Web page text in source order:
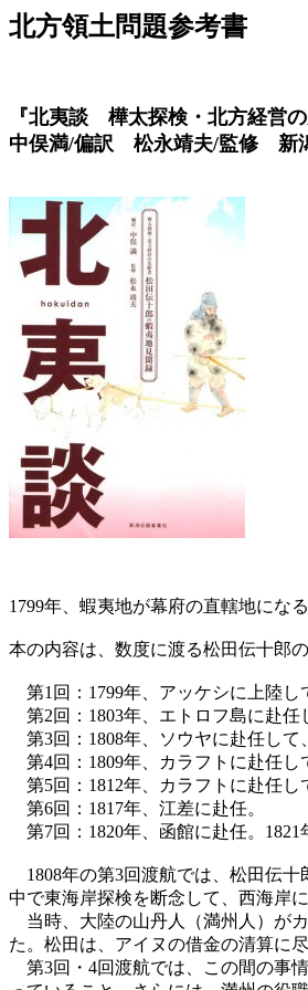
北方領土問題参考書
『北夷談 樺太探検・北方経営
中俣満/偏訳 松永靖夫/監修 新
1799年、蝦夷地が幕府の直轄地にな
本の内容は、数度に渡る松田伝十郎
第1回：1799年、アッケシに上陸し
第2回：1803年、エトロフ島に赴任
第3回：1808年、ソウヤに赴任して
第4回：1809年、カラフトに赴任し
第5回：1812年、カラフトに赴任し
第6回：1817年、江差に赴任。
第7回：1820年、函館に赴任。1821
1808年の第3回渡航では、松田伝十
中で東海岸探検を断念して、西海岸
当時、大陸の山丹人（満州人）が
た。松田は、アイヌの借金の清算に
第3回・4回渡航では、この間の事